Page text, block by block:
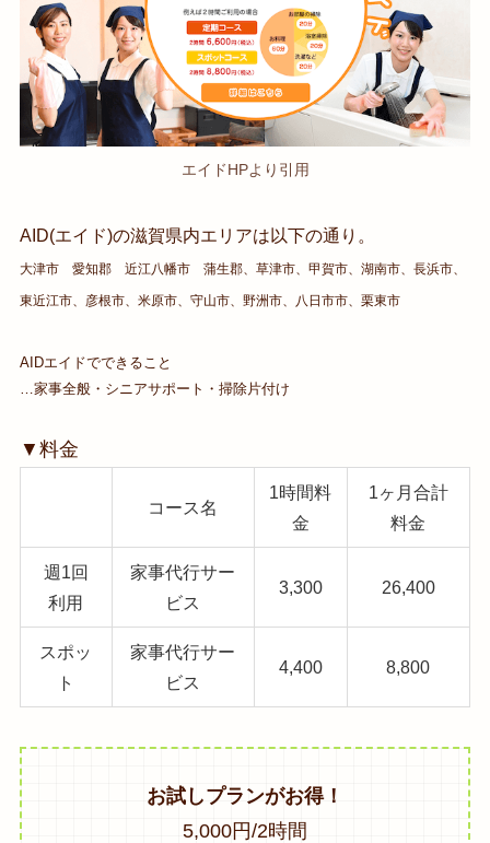
エイドHPより引用
AID(エイド)の滋賀県内エリアは以下の通り。
大津市 愛知郡 近江八幡市 蒲生郡、草津市、甲賀市、湖南市、長浜市、
東近江市、彦根市、米原市、守山市、野洲市、八日市市、栗東市
AIDエイドでできること
…家事全般・シニアサポート・掃除片付け
▼料金
コース名
1時間料
金
1ヶ月合計
料金
週1回
利用
家事代行サー
ビス
3,300 26,400
スポッ
ト
家事代行サー
ビス
4,400 8,800
お試しプランがお得！
5,000円/2時間